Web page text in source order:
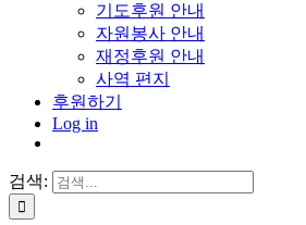
기도후원 안내
자원봉사 안내
재정후원 안내
사역 편지
후원하기
Log in
검색: